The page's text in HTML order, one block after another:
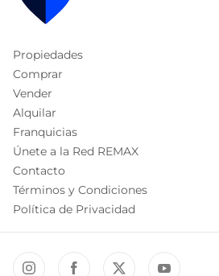
Propiedades
Comprar
Vender
Alquilar
Franquicias
Únete a la Red REMAX
Contacto
Términos y Condiciones
Política de Privacidad